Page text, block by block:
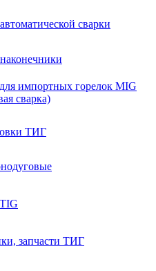
сварки
импортных горелок MIG
сварка)
ТИГ
запчасти ТИГ